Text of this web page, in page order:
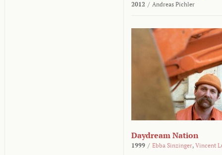
2012 / Andreas Pichler
Daydream Nation
1999 / Ebba Sinzinger, Vincent